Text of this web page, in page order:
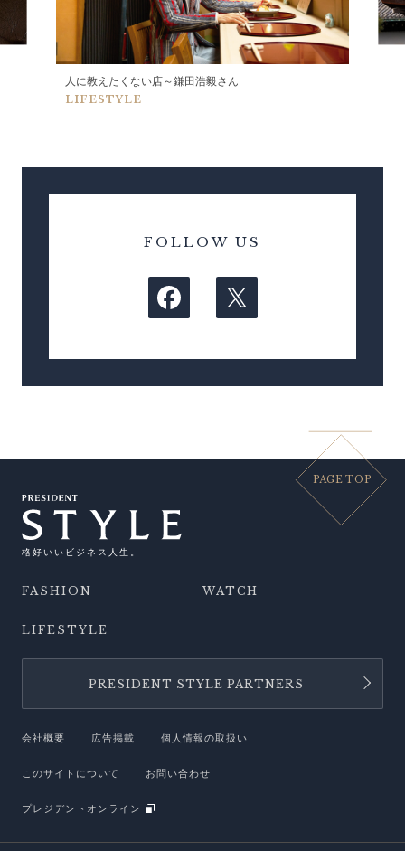
人に教えたくない店～鎌田浩毅さん
LIFESTYLE
FOLLOW US
PAGE TOP
格好いいビジネス人生。
FASHION WATCH
LIFESTYLE
PRESIDENT STYLE PARTNERS
会社概要 広告掲載 個人情報の取扱い
このサイトについて お問い合わせ
プレジデントオンライン